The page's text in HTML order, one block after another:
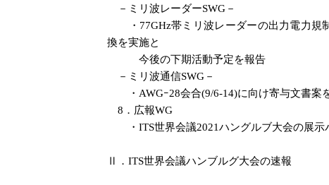
－ミリ波レーダーSWG－
・77GHz帯ミリ波レーダーの出力電力規
換を実施と
今後の下期活動予定を報告
－ミリ波通信SWG－
・AWGｰ28会合(9/6-14)に向け寄与文書案
8．広報WG
・ITS世界会議2021ハングルブ大会の展示
Ⅱ．ITS世界会議ハンブルグ大会の速報